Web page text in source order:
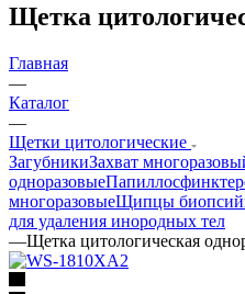
Щетка
Главная
—
Каталог
—
Щетки цитологические
ЗагубникиЗахват
одноразовые
многоразовыеЩипцы
для удаления инородных тел
—Щетка цитологическая